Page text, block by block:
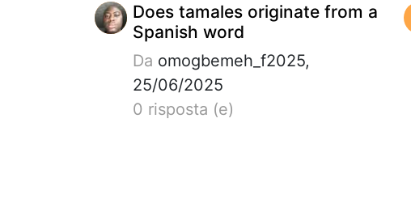
Does tamales originate from a
Spanish word
Da omogbemeh_f2025,
25/06/2025
0 risposta (e)